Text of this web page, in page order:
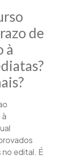
de
à
edital. É